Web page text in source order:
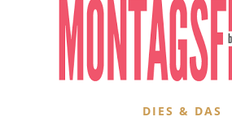
DIES & DAS